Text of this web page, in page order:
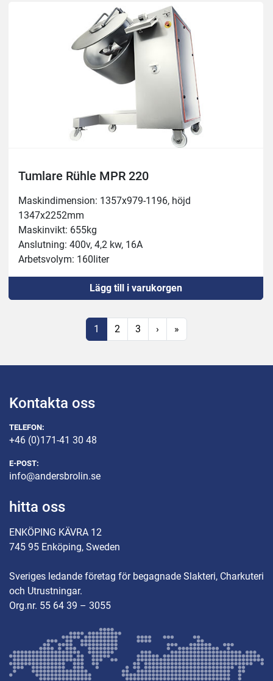
Tumlare Rühle MPR 220
Maskindimension: 1357x979-1196, höjd
1347x2252mm
Maskinvikt: 655kg
Anslutning: 400v, 4,2 kw, 16A
Arbetsvolym: 160liter
Behållare: 220liter
Köldmedel: R452A
Underede; 4st hjul
Blandare: Steglös 0-50 varv/min
Lägg till i varukorgen
1 2 3 › »
Kontakta oss
TELEFON:
+46 (0)171-41 30 48
E-POST:
info@andersbrolin.se
hitta oss
ENKÖPING KÄVRA 12
745 95 Enköping, Sweden
Sveriges ledande företag för begagnade Slakteri, Charkuteri
och Utrustningar.
Org.nr. 55 64 39 – 3055